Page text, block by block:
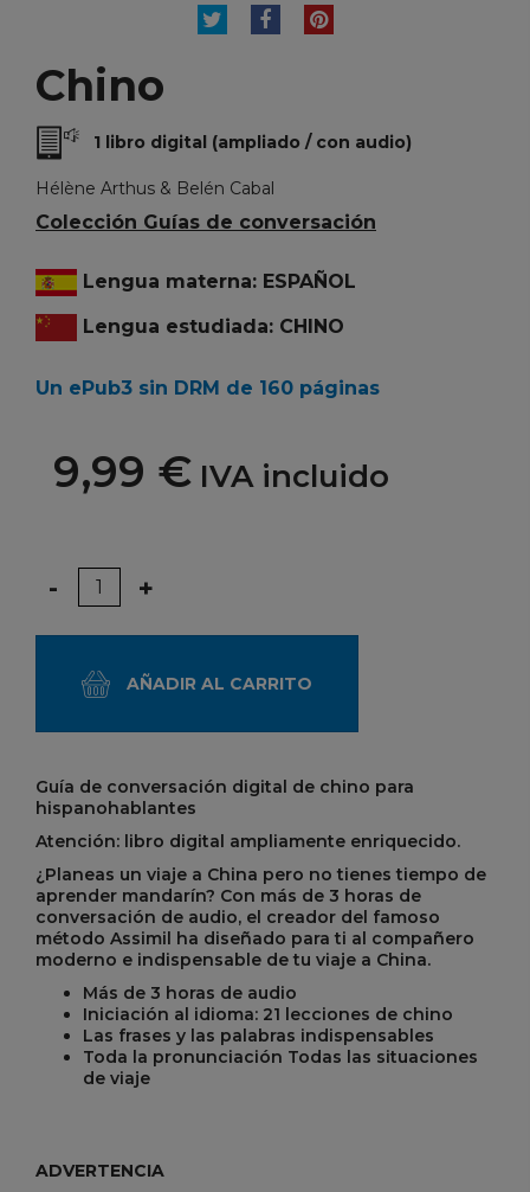
TUITEARCOMPARTIR
PINTEREST
Chino
1 libro digital (ampliado / con audio)
Hélène Arthus & Belén Cabal
Colección Guías de conversación
Lengua materna: ESPAÑOL
Lengua estudiada: CHINO
Un ePub3 sin DRM de 160 páginas
9,99 € IVA incluido
Cantidad
- +
AÑADIR AL CARRITO
Guía de conversación digital de chino para
hispanohablantes
Atención: libro digital ampliamente enriquecido.
¿Planeas un viaje a China pero no tienes tiempo de
aprender mandarín? Con más de 3 horas de
conversación de audio, el creador del famoso
método Assimil ha diseñado para ti al compañero
moderno e indispensable de tu viaje a China.
Más de 3 horas de audio
Iniciación al idioma: 21 lecciones de chino
Las frases y las palabras indispensables
Toda la pronunciación Todas las situaciones
de viaje
ADVERTENCIA